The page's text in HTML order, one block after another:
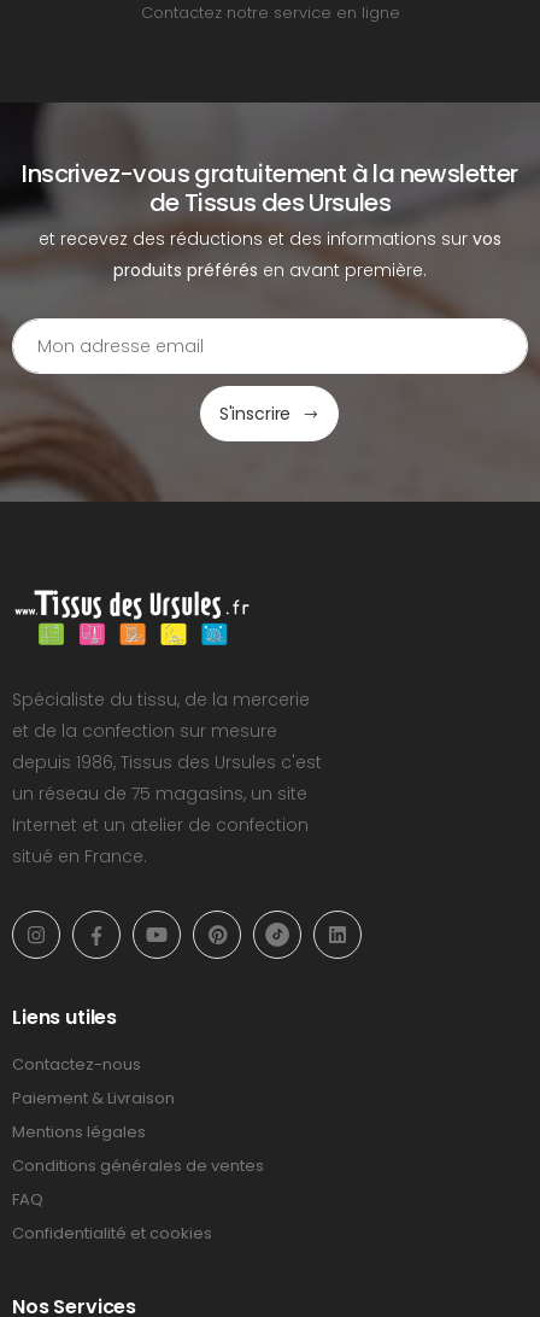
Contactez notre service en ligne
Inscrivez-vous gratuitement à la newsletter
de Tissus des Ursules
et recevez des réductions et des informations sur vos
produits préférés en avant première.
S'inscrire
Spécialiste du tissu, de la mercerie
et de la confection sur mesure
depuis 1986, Tissus des Ursules c'est
un réseau de 75 magasins, un site
Internet et un atelier de confection
situé en France.
Liens utiles
Contactez-nous
Paiement & Livraison
Mentions légales
Conditions générales de ventes
FAQ
Confidentialité et cookies
Nos Services